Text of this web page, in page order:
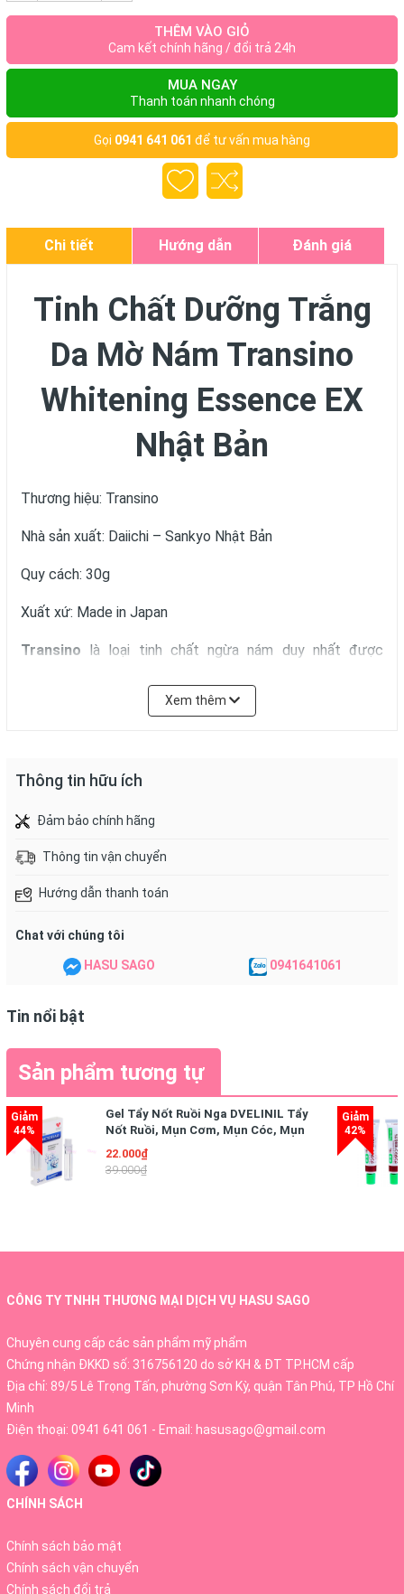
THÊM VÀO GIỎ
Cam kết chính hãng / đổi trả 24h
MUA NGAY
Thanh toán nhanh chóng
Gọi 0941 641 061 để tư vấn mua hàng
Chi tiết Hướng dẫn Đánh giá
Tinh Chất Dưỡng Trắng
Da Mờ Nám Transino
Whitening Essence EX
Nhật Bản
Thương hiệu: Transino
Nhà sản xuất: Daiichi – Sankyo Nhật Bản
Quy cách: 30g
Xuất xứ: Made in Japan
Transino là loại tinh chất ngừa nám duy nhất được
vết thâm đen được gây ra bởi nám, đồng thời cũng là loại
cho bệnh nhân.
Thành phần chứa trong Transino Whitening
- Các thành phần khác: nước, chiết xuất dâu tằm, D-Ca
Panteteinsuruhon acid, trehalose sulfate Na, stearic acid,
BG, sorbitan stearate, Dimethicone, stearic acid-PEG,
squalene , Beheniruarukoru, Toriokutan glyceryl, mức độ
axit béo bão hòa Guriseri, ethanol, phenoxyethanol,
propylparaben, methylparaben …
Hướng dẫn ngừa nám bằng Transino
Whitening Essence:
chế căng thẳng.
và các loại rau xanh.
Lưu ý khi ngừa nám bằng Transino
Whitening Essence dành cho người mới
dùng lần đầu:
nếu thấy xuất hiện những dấu hiệu bất thường như mẩn
đỏ, sưng tấy, ngứa thì ngưng sử dụng và đến bác sĩ da
Xem thêm
Thông tin hữu ích
Đảm bảo chính hãng
Thông tin vận chuyển
Hướng dẫn thanh toán
Chat với chúng tôi
HASU SAGO 0941641061
Tin nổi bật
Sản phẩm tương tự
Gel Tẩy Nốt Ruồi Nga DVELINIL Tẩy
Nốt Ruồi, Mụn Cơm, Mụn Cóc, Mụn
Thịt 3ml
22.000₫
39.000₫
CÔNG TY TNHH THƯƠNG MẠI DỊCH VỤ HASU SAGO
Chuyên cung cấp các sản phẩm mỹ phẩm
Chứng nhận ĐKKD số: 316756120 do sở KH & ĐT TP.HCM cấp
Địa chỉ: 89/5 Lê Trọng Tấn, phường Sơn Kỳ, quận Tân Phú, TP Hồ Chí
Minh
Điện thoại: 0941 641 061 - Email: hasusago@gmail.com
CHÍNH SÁCH
Chính sách bảo mật
Chính sách vận chuyển
Chính sách đổi trả